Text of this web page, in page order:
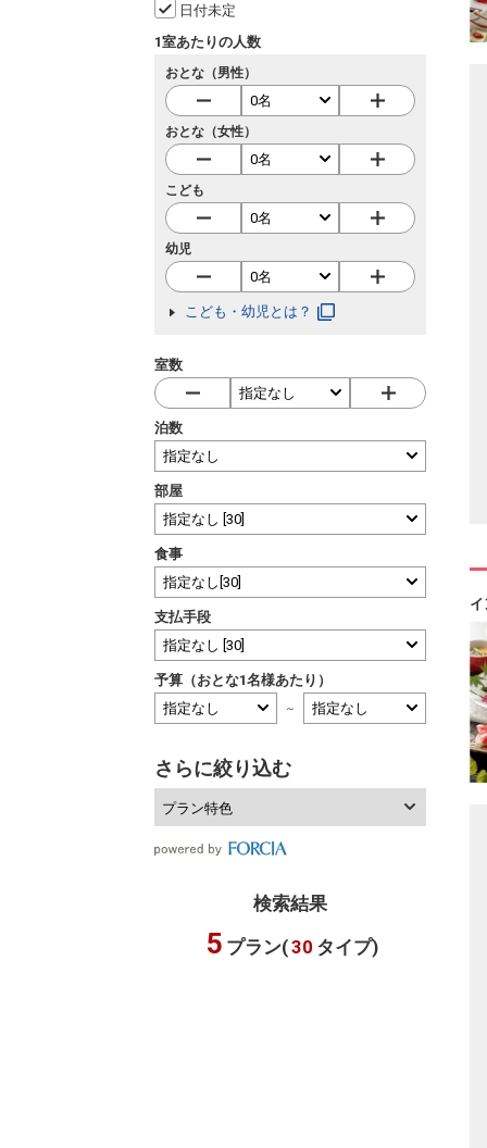
日付未定
1室あたりの人数
おとな（男性）
おとな（女性）
こども
幼児
こども・幼児とは？
室数
泊数
部屋
食事
支払手段
予算（おとな1名様あたり）
～
さらに絞り込む
プラン特色
検索結果
5 プラン(30 タイプ)